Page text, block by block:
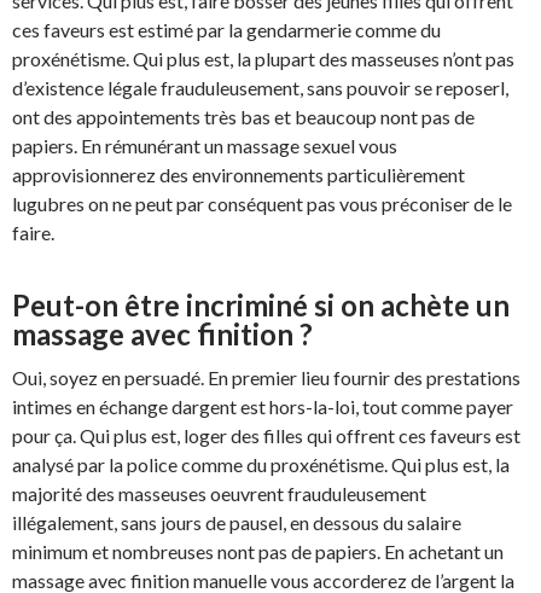
ces faveurs est estimé par la gendarmerie comme du
proxénétisme. Qui plus est, la plupart des masseuses n’ont pas
d’existence légale frauduleusement, sans pouvoir se reposerl,
ont des appointements très bas et beaucoup nont pas de
papiers. En rémunérant un massage sexuel vous
approvisionnerez des environnements particulièrement
lugubres on ne peut par conséquent pas vous préconiser de le
faire.
Peut-on être incriminé si on achète un
massage avec finition ?
Oui, soyez en persuadé. En premier lieu fournir des prestations
intimes en échange dargent est hors-la-loi, tout comme payer
pour ça. Qui plus est, loger des filles qui offrent ces faveurs est
analysé par la police comme du proxénétisme. Qui plus est, la
majorité des masseuses oeuvrent frauduleusement
illégalement, sans jours de pausel, en dessous du salaire
minimum et nombreuses nont pas de papiers. En achetant un
massage avec finition manuelle vous accorderez de l’argent la